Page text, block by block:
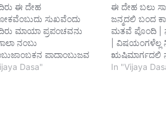
ಈ ದೇಹ
ಸುಖವೆಂದು
ಮಾಯಾ ಪ್ರಪಂಚವನು
ನಂಬು
ಪಾದಾಂಬುಜವ
ಮುಕ್ತಿಯಲಿ ಇಂಬುಂಟು
Dasa"
ಈ ದೇಹ ಬಲು
ಜನ್ಮದಲಿ ಬಂದ
ಮತವೆ ಪೊಂದಿ |
| ವಿಷಯಂಗಳೆಲ್ಲ
ಋಷಿಮಾರ್ಗದಲಿ
ಸತ್ಯ | ಬೆಸಸೆ
In "Vijaya